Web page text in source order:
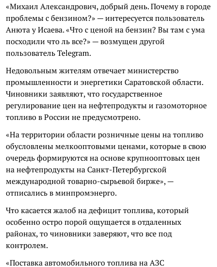
«Михаил Александрович, добрый день. Почему в городе
проблемы с бензином?» — интересуется пользователь
Анюта у Исаева. «Что с ценой на бензин? Вы там с ума
посходили что ль все?» — возмущен другой
пользователь Telegram.
Недовольным жителям отвечает министерство
промышленности и энергетики Саратовской области.
Чиновники заявляют, что государственное
регулирование цен на нефтепродукты и газомоторное
топливо в России не предусмотрено.
«На территории области розничные цены на топливо
обусловлены мелкооптовыми ценами, которые в свою
очередь формируются на основе крупнооптовых цен
на нефтепродукты на Санкт-Петербургской
международной товарно-сырьевой бирже», —
отписались в минпромэнерго.
Что касается жалоб на дефицит топлива, который
особенно остро порой ощущается в отдаленных
районах, то чиновники заверяют, что все под
контролем.
«Поставка автомобильного топлива на АЗС